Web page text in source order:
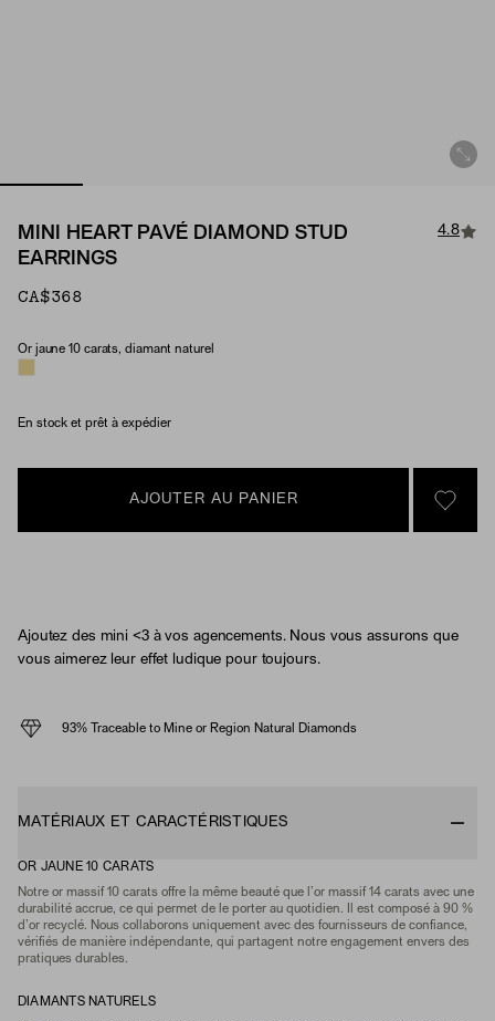
MINI HEART PAVÉ DIAMOND STUD
EARRINGS
4.8
CA$368
Material & Stone Options
Or jaune 10 carats, diamant naturel
En stock et prêt à expédier
AJOUTER AU PANIER
SIGN
Ajoutez des mini <3 à vos agencements. Nous vous assurons que
vous aimerez leur effet ludique pour toujours.
93% Traceable to Mine or Region Natural Diamonds
MATÉRIAUX ET CARACTÉRISTIQUES
OR JAUNE 10 CARATS
Notre or massif 10 carats offre la même beauté que l’or massif 14 carats avec une
durabilité accrue, ce qui permet de le porter au quotidien. Il est composé à 90 %
d’or recyclé. Nous collaborons uniquement avec des fournisseurs de confiance,
vérifiés de manière indépendante, qui partagent notre engagement envers des
pratiques durables.
DIAMANTS NATURELS